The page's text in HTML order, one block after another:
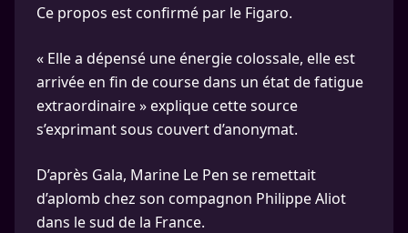
Ce propos est confirmé par le Figaro.
« Elle a dépensé une éner­gie colos­sale, elle est
arri­vée en fin de course dans un état de fatigue
extra­or­di­naire » explique cette source
s’exprimant sous couvert d’anonymat.
D’après Gala, Marine Le Pen se remettait
d’aplomb chez son compagnon Philippe Aliot
dans le sud de la France.